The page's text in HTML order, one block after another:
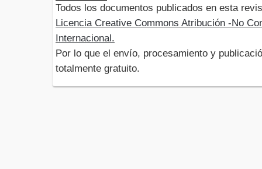
Todos los documentos publicados en esta
Licencia Creative Commons Atribución -No
Internacional.
Por lo que el envío, procesamiento y
totalmente gratuito.